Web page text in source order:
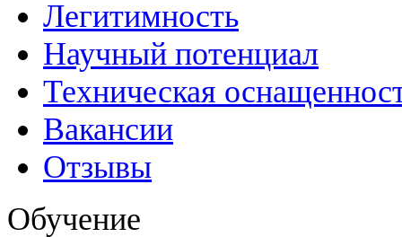
Легитимность
Научный потенциал
Техническая
Вакансии
Отзывы
Обучение